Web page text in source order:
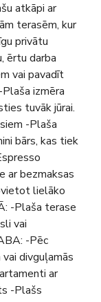
atkāpi ar
terasēm, kur
privātu
ērtu darba
vai pavadīt
izmēra
tuvāk jūrai.
-Plaša
bārs, kas tiek
ar bezmaksas
lielāko
-Plaša terase
vai
-Pēc
divguļamās
ar
-Plašs